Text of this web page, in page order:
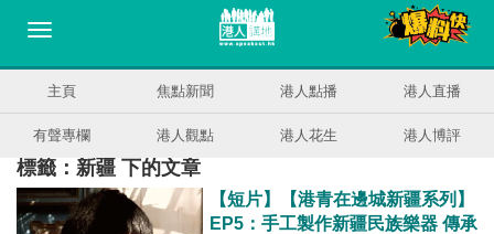
主頁 焦點新聞 港人點播 港人直播
有聲專欄 港人觀點 港人花生 港人博評
標籤：新疆 下的文章
【短片】【港青在邊城新疆系列】
EP5：手工製作新疆民族樂器 傳承